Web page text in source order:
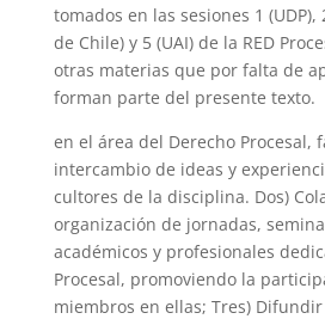
tomados en las sesiones 1 (UDP),
de Chile) y 5 (UAI) de la RED
otras materias que por falta de
forman parte del presente texto.
en el área del Derecho Procesal,
intercambio de ideas y
cultores de la disciplina. Dos)
organización de jornadas,
académicos y profesionales
Procesal, promoviendo la
miembros en ellas; Tres) Difundir